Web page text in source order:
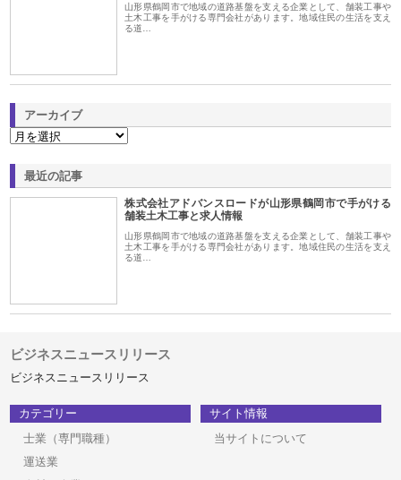
山形県鶴岡市で地域の道路基盤を支える企業として、舗装工事や
土木工事を手がける専門会社があります。地域住民の生活を支え
る道…
アーカイブ
最近の記事
株式会社アドバンスロードが山形県鶴岡市で手がける
舗装土木工事と求人情報
山形県鶴岡市で地域の道路基盤を支える企業として、舗装工事や
土木工事を手がける専門会社があります。地域住民の生活を支え
る道…
ビジネスニュースリリース
ビジネスニュースリリース
カテゴリー
士業（専門職種）
運送業
サイト情報
当サイトについて